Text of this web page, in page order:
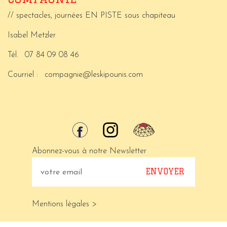
// spectacles, journées EN PISTE sous chapiteau
Isabel Metzler
Tél. 07 84 09 08 46
Courriel : compagnie@leskipounis.com
Abonnez-vous à notre Newsletter
Mentions légales >